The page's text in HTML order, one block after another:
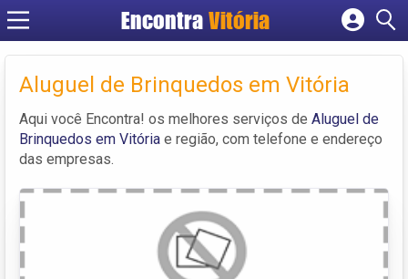
Encontra Vitória
Cadastrar empresa
Criar conta
Aluguel de Brinquedos em Vitória
Aqui você Encontra! os melhores serviços de Aluguel de
Brinquedos em Vitória e região, com telefone e endereço
das empresas.